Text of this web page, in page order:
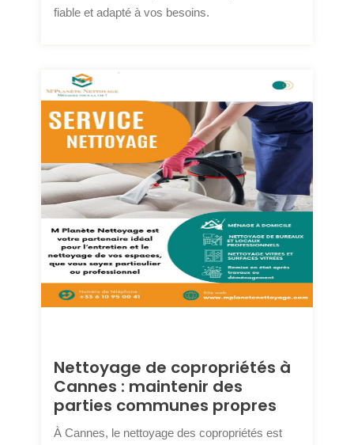
fiable et adapté à vos besoins.
Nettoyage de copropriétés à
Cannes : maintenir des
parties communes propres
À Cannes, le nettoyage des copropriétés est